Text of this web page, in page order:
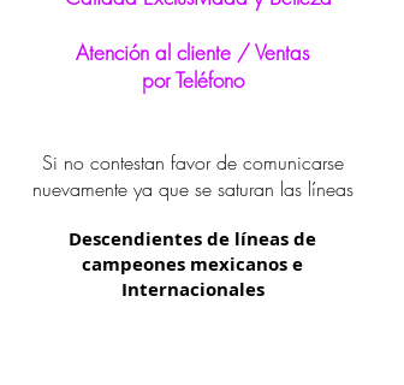
Atención al cliente / Ventas
por Teléfono
Si no contestan favor de comunicarse
nuevamente ya que se saturan las líneas
Descendientes de líneas de
campeones mexicanos e
Internacionales